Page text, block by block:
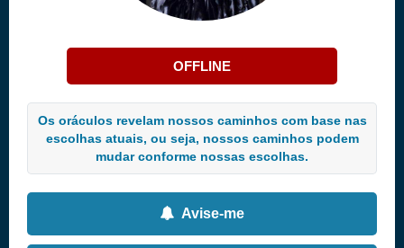
OFFLINE
Os oráculos revelam nossos caminhos com base nas
escolhas atuais, ou seja, nossos caminhos podem
mudar conforme nossas escolhas.
Avise-me